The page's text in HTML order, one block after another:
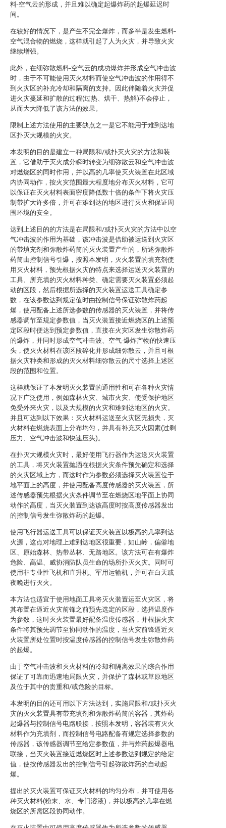
料-空气云的形成，并且难以确定起爆炸药的起爆延迟时
间。
在较好的情况下，是产生不完全爆炸，而多半是发生燃料-
空气混合物的燃烧，这样就引起了人为火灾，并导致火灾
继续增强。
此外，在细弥散燃料-空气云的成功爆炸并形成空气冲击波
时，由于不可能使用灭火材料而使空气冲击波的作用得不
到火灾区的补充冷却和隔离的支持。因此伴随着火灾并促
进火灾蔓延和扩散的过程(过热、烘干、热解)不会停止，
从而大大降低了该方法的效果。
限制上述方法使用的主要缺点之一是它不能用于难到达地
区扑灭大规模的火灾。
本发明的目的是建立一种局限和/或扑灭火灾的方法和装
置，它借助于灭火成分瞬时转变为细弥散云和空气冲击波
对燃烧区的同时作用，并以高的几率使灭火装置在此区域
内协同动作，按火灾范围最大程度地分布灭火材料，它可
以保证在灭火材料表面密度降低数十倍的条件下将火灾压
制带扩大许多倍，并可在难到达的地区进行灭火和保证周
围环境的安全。
达到上述目的的方法是在局限和/或扑灭火灾的方法中以空
气冲击波的作用为基础，该冲击波是借助被运送到火灾区
的带填充剂和弥散炸药筒的灭火装置产生的，所述弥散炸
药筒由控制信号引爆，按照本发明，灭火装置的填充剂使
用灭火材料，预先根据火灾的特点来选择运送灭火装置的
工具、所充填的灭火材料种类、确定需要灭火装置必须起
动的区段，然后根据所选择的灭火装置运送工具确定参
数，在该参数达到规定值时由控制信号保证弥散炸药起
爆，使用配备上述所选参数的传感器的灭火装置，并将传
感器调节至规定参数值，当灭火装置接近燃烧区的上述预
定区段时便达到预定参数值，直接在火灾区发生弥散炸药
的爆炸，并同时形成空气冲击波、空气-爆炸产物的快速压
头，使灭火材料在该区段碎化并形成细弥散云，并且可根
据火灾种类和形成的灭火材料细弥散云的尺寸选择上述区
段的范围和位置。
这样就保证了本发明灭火装置的通用性和可在各种火灾情
况下广泛使用，例如森林火灾、城市火灾、使受保护地区
免受外来火灾，以及大规模的火灾和难到达地区的火灾。
并且可达到以下效果：灭火材料运送至火灾区无损失，灭
火材料在燃烧表面上分布均匀，并具有补充灭火因素(过剩
压力、空气冲击波和快速压头)。
在扑灭大规模火灾时，最好使用飞行器作为运送灭火装置
的工具，将灭火装置抛洒在根据火灾条件预先确定和选择
的火灾区域上方，而这时作为参数必须选择灭火装置位于
地平面上的高度，并使用配备高度传感器的灭火装置，所
述传感器预先根据火灾条件调节至在燃烧区地平面上协同
动作的高度，当灭火装置到达该高度时按高度传感器发出
的控制信号发生弥散炸药的起爆。
使用飞行器运送工具可以保证灭火装置以极高的几率到达
火源，这点对地理上难到达地区很重要，如山岭，偏僻地
区、原始森林、热带丛林、无路地区。该方法可在有爆炸
危险、高温、威协消防队员生命的场所扑灭火灾。同时可
使用非专业性飞机和直升机、军用运输机，并可在白天或
夜晚进行灭火。
本方法也适宜于使用地面工具将灭火装置运至火灾区，将
其布置在逼近火灾前锋之前预先选定的区段，选择温度作
为参数，这时灭火装置最好配备温度传感器，并根据火灾
条件将其预先调节至协同动作的温度，当火灾前锋逼近灭
火装置所处位置时按温度传感器的控制信号发生弥散炸药
的起爆。
由于空气冲击波和灭火材料的冷却和隔离效果的综合作用
保证了可靠而迅速地局限火灾，并保护了森林或草原地区
及位于其中的贵重和/或危险的目标。
本发明的目的还可用以下方法达到，实施局限和/或扑灭火
灾的灭火装置具有带充填剂和弥散炸药筒的容器，其炸药
起爆器与控制信号电路联接，按照本发明，容器装有灭火
材料作为充填剂，而控制信号电路配备有规定选择参数的
传感器，该传感器调节至给定参数值，并与炸药起爆器电
联接，当灭火装置接近燃烧区时上述参数达到规定的给定
值，使按传感器发出的控制信号引起弥散炸药的自动起
爆。
提出的灭火装置可保证灭火材料的均匀分布，并可使用各
种灭火材料(粉末、水、专门溶液)，并以极高的几率在燃
烧区的所需区段协同动作。